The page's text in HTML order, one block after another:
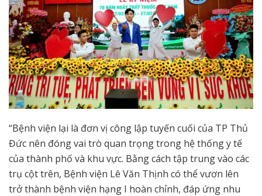
“Bệnh viện lại là đơn vị công lập tuyến cuối của TP Thủ
Đức nên đóng vai trò quan trọng trong hệ thống y tế
của thành phố và khu vực. Bằng cách tập trung vào các
trụ cột trên, Bệnh viện Lê Văn Thịnh có thể vươn lên
trở thành bệnh viện hạng I hoàn chỉnh, đáp ứng nhu